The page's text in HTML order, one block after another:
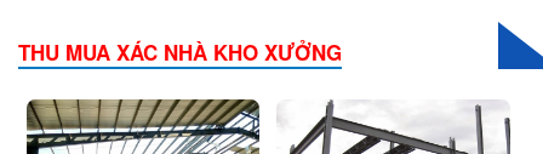
THU MUA XÁC NHÀ KHO XƯỞNG